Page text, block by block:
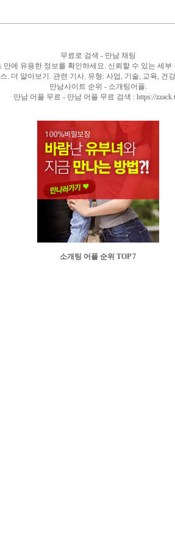
무료로 검색 - 만남 채팅
에 유용한 정보를 확인하세요. 신뢰할 수 있는 세
스. 더 알아보기. 관련 기사. 유형: 사업, 기술, 교육, 건
만남사이트 순위 - 소개팅어플.
만남 어플 무료 - 만남 어플 무료 검색 : https://
소개팅 어플 순위 TOP 7